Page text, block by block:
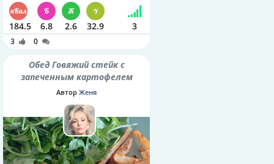
184.5 6.8 2.6 32.9 3
3 0
Обед Говяжий стейк с
запеченным картофелем
Автор Женя